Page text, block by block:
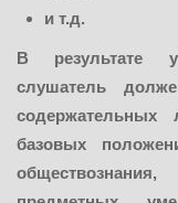
и т.д.
В результате
слушатель
содержательных
базовых